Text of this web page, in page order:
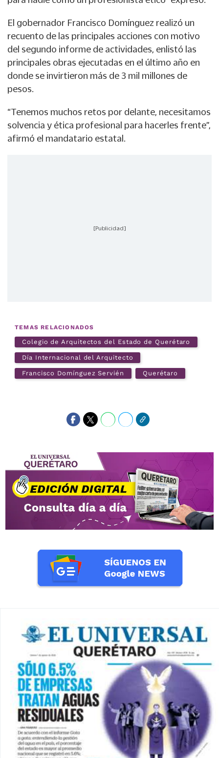
El gobernador Francisco Domínguez realizó un
recuento de las principales acciones con motivo
del segundo informe de actividades, enlistó las
principales obras ejecutadas en el último año en
donde se invirtieron más de 3 mil millones de
pesos.
“Tenemos muchos retos por delante, necesitamos
solvencia y ética profesional para hacerles frente”,
afirmó el mandatario estatal.
[Publicidad]
TEMAS RELACIONADOS
Colegio de Arquitectos del Estado de Querétaro
Día Internacional del Arquitecto
Francisco Domínguez Servién Querétaro